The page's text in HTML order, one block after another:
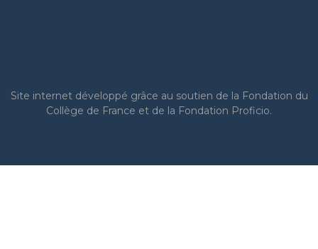
Site internetdéveloppé grâce au soutien de la Fondation du
Collège de France et de la Fondation Proficio.